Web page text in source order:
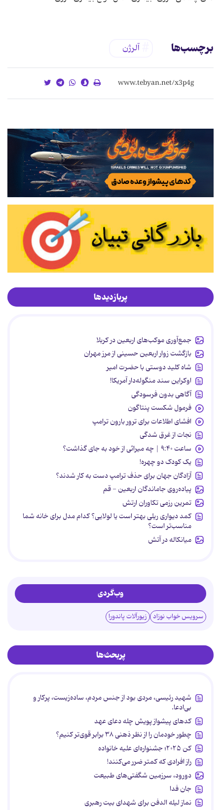
برچسب‌ها آلرژن
پربازدیدها
جمع‌آوری موکب‌های اربعین در کربلا
بازگشت زوار اربعین حسینی از مرز مهران
شاه کلید دوستی با حضرت امیر
اوکراین سند منگوله‌دار آمریکا!
آگاهی بدون فرسودگی
فرمول شکست پنتاگون
افشای اطلاعات برای ترور بارون ترامپ
نجات از غرق شدگی
ساعت ۹:۴۰ | چه میراثی از خود به جای گذاشت؟
یک کودک دو چهره!
آزادگان جهان برای حذف ترامپ دست به کار شدند؟
پیاده‌روی جاماندگان اربعین - قم
تمرین رزمی تکاوران ارتش
کمد دیواری ریلی بهتر است یا لولایی؟ کدام مدل برای خانه شما
مناسب‌تر است؟
میانکاله در آتش
وب‌گردی
سرویس خواب نوزاد زیورآلات پاندورا
پربحث‌ها
شهید رئیسی، مردی بود از جنس مردم، ساده‌زیست، پرکار و
بی‌ادعا.
کدهای پیشواز پویش چله دعای عهد
چطور خودمان را از نظر ذهنی ۳۸ برابر قوی‌تر کنیم؟
کن ۲۰۲۵؛ جشنواره‌ای علیه خانواده
راز افرادی که کمتر ضرر می‌کنند!
دورود، سرزمین شگفتی‌های طبیعت
جان فدا
نماز لیله الدفن برای شهدای بیت رهبری